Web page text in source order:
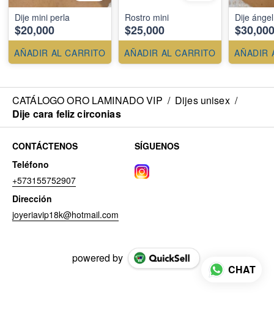
Dije mini perla
$20,000
AÑADIR AL CARRITO
Rostro mini
$25,000
AÑADIR AL CARRITO
Dije
$30,000
AÑADIR
CATÁLOGO ORO LAMINADO VIP / Dijes unisex /
Dije cara feliz circonias
CONTÁCTENOS
Teléfono
+573155752907
Dirección
joyeriavip18k@hotmail.com
SÍGUENOS
powered by
CHAT